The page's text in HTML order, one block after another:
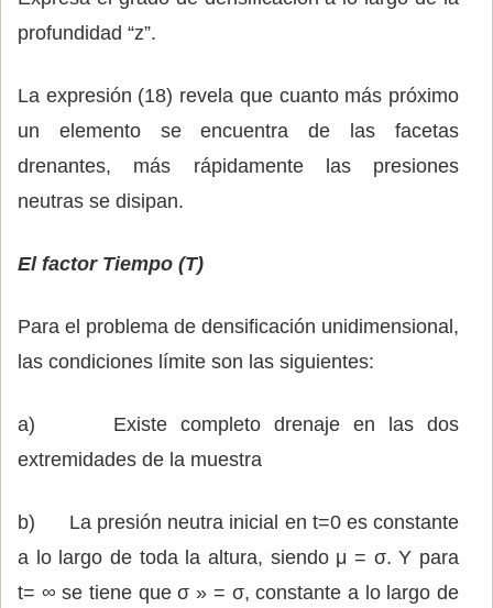
profundidad “z”.
La expresión (18) revela que cuanto más próximo
un elemento se encuentra de las facetas
drenantes, más rápidamente las presiones
neutras se disipan.
El factor Tiempo (T)
Para el problema de densificación unidimensional,
las condiciones límite son las siguientes:
a) Existe completo drenaje en las dos
extremidades de la muestra
b) La presión neutra inicial en t=0 es constante
a lo largo de toda la altura, siendo μ = σ. Y para
t= ∞ se tiene que σ » = σ, constante a lo largo de